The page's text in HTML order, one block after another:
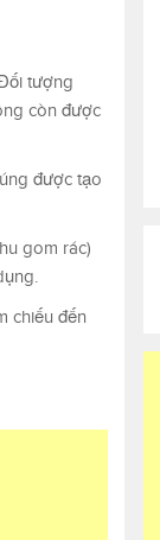
tượng
còn được
được tạo
gom rác)
chiếu đến